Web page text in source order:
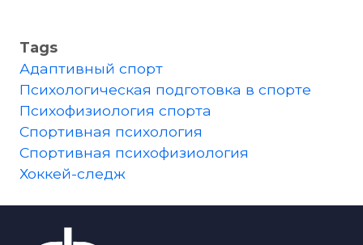
Tags
Адаптивный спорт
Психологическая подготовка в спорте
Психофизиология спорта
Спортивная психология
Спортивная психофизиология
Хоккей-следж